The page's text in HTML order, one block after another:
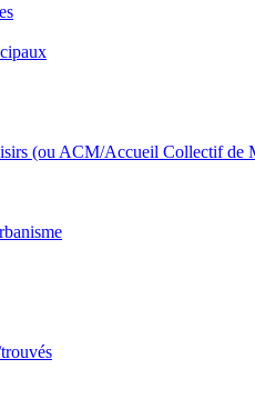
(ou ACM/Accueil Collectif de